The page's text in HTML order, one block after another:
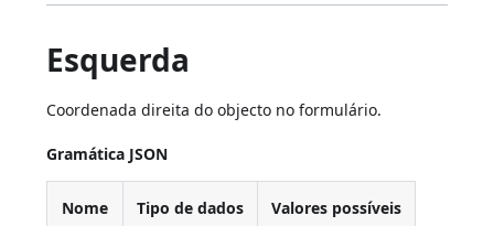
Esquerda
Coordenada direita do objecto no formulário.
Gramática JSON
Nome Tipo de dados Valores possíveis